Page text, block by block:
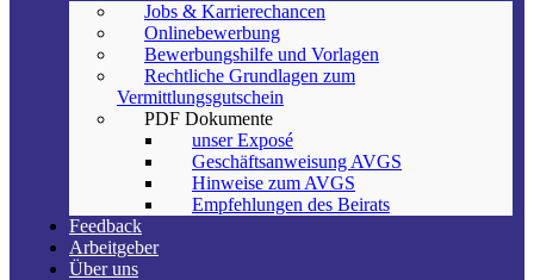
Jobs & Karrierechancen
Onlinebewerbung
Bewerbungshilfe und Vorlagen
Rechtliche Grundlagen zum
Vermittlungsgutschein
PDF Dokumente
unser Exposé
Geschäftsanweisung AVGS
Hinweise zum AVGS
Empfehlungen des Beirats
Feedback
Arbeitgeber
Über uns